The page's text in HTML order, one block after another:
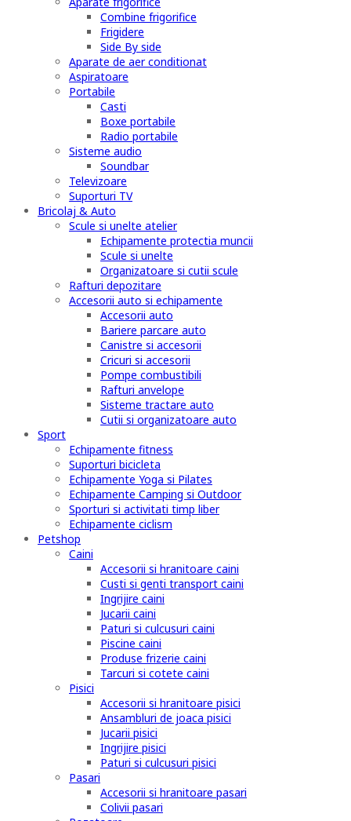
Combine frigorifice
Frigidere
Side By side
Aparate de aer conditionat
Aspiratoare
Portabile
Casti
Boxe portabile
Radio portabile
Sisteme audio
Soundbar
Televizoare
Suporturi TV
Bricolaj & Auto
Scule si unelte atelier
Echipamente protectia muncii
Scule si unelte
Organizatoare si cutii scule
Rafturi depozitare
Accesorii auto si echipamente
Accesorii auto
Bariere parcare auto
Canistre si accesorii
Cricuri si accesorii
Pompe combustibili
Rafturi anvelope
Sisteme tractare auto
Cutii si organizatoare auto
Sport
Echipamente fitness
Suporturi bicicleta
Echipamente Yoga si Pilates
Echipamente Camping si Outdoor
Sporturi si activitati timp liber
Echipamente ciclism
Petshop
Caini
Accesorii si hranitoare caini
Custi si genti transport caini
Ingrijire caini
Jucarii caini
Paturi si culcusuri caini
Piscine caini
Produse frizerie caini
Tarcuri si cotete caini
Pisici
Accesorii si hranitoare pisici
Ansambluri de joaca pisici
Jucarii pisici
Ingrijire pisici
Paturi si culcusuri pisici
Pasari
Accesorii si hranitoare pasari
Colivii pasari